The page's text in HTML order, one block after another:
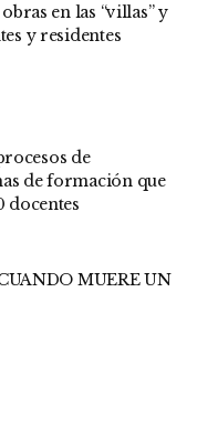
en las “villas” y
y residentes
de
de formación que
docentes
MUERE UN